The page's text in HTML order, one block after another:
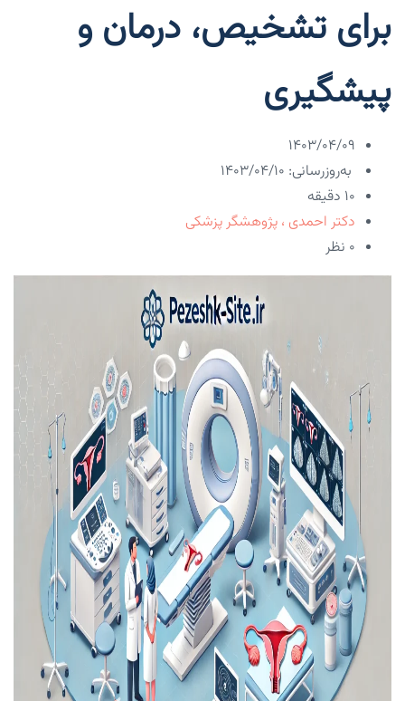
برای تشخیص، درمان و
پیشگیری
۱۴۰۳/۰۴/۰۹
به‌روزرسانی: ۱۴۰۳/۰۴/۱۰
10 دقیقه
دکتر احمدی ، پژوهشگر پزشکی
۰ نظر